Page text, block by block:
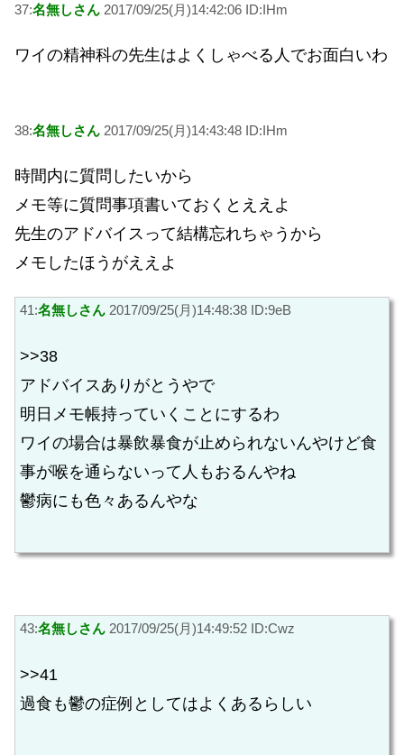
37:名無しさん 2017/09/25(月)14:42:06 ID:IHm
ワイの精神科の先生はよくしゃべる人でお面白いわ
38:名無しさん 2017/09/25(月)14:43:48 ID:IHm
時間内に質問したいから
メモ等に質問事項書いておくとええよ
先生のアドバイスって結構忘れちゃうから
メモしたほうがええよ
41:名無しさん 2017/09/25(月)14:48:38 ID:9eB
>>38
アドバイスありがとうやで
明日メモ帳持っていくことにするわ
ワイの場合は暴飲暴食が止められないんやけど食
事が喉を通らないって人もおるんやね
鬱病にも色々あるんやな
43:名無しさん 2017/09/25(月)14:49:52 ID:Cwz
>>41
過食も鬱の症例としてはよくあるらしい